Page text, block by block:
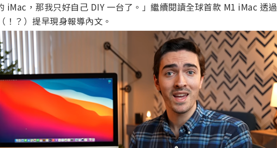
，那我只好自己 DIY 一台了。」繼續閱讀全球首款 M1 iMac 透過
？）提早現身報導內文。